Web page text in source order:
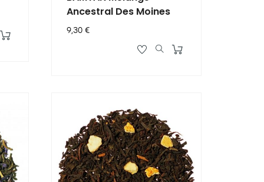
Ancestral Des Moines
Prix
9,30 €